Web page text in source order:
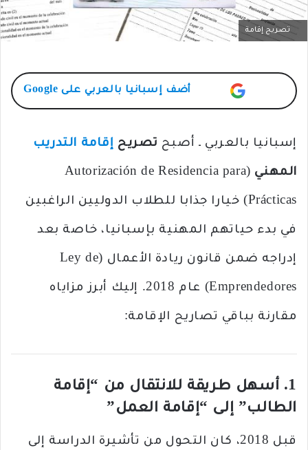
تصريح إقامة
أضف إسبانيا بالعربي على Google
إسبانيا بالعربي ـ أصبح تصريح إقامة التدريب
المهني (Autorización de Residencia para
Prácticas) خيارا جذابا للطلاب الدوليين الراغبين
في بدء حياتهم المهنية بإسبانيا، خاصة بعد
إدراجه ضمن قانون ريادة الأعمال (Ley de
Emprendedores) عام 2018. إليك أبرز مزاياه
مقارنة بباقي تصاريح الإقامة:
1. أسهل طريقة للانتقال من “إقامة
الطالب” إلى “إقامة العمل”
قبل 2018، كان التحول من تأشيرة الدراسة إلى